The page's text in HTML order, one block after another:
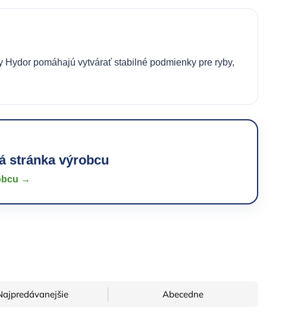
pomáhajú vytvárať stabilné podmienky pre ryby,
stránka výrobcu
→
Abecedne